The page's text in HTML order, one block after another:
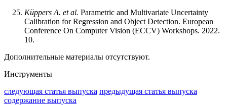
Küppers A. et al. Parametric and Multivariate Uncertainty
Calibration for Regression and Object Detection. European
Conference On Computer Vision (ECCV) Workshops. 2022.
10.
Дополнительные материалы отсутствуют.
Инструменты
следующая статья выпуска предыдущая статья выпуска
содержание выпуска